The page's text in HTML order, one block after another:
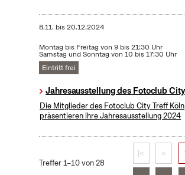
8.11. bis20.12.2024
Montag bis Freitag von 9 bis 21:30 Uhr
Samstag und Sonntag von 10 bis 17:30 Uhr
Eintritt frei
Jahresausstellung des Fotoclub
Die Mitglieder des Fotoclub City Treff Köln
präsentieren ihre Jahresausstellung 2024
Treffer 1–10 von 28
|< <